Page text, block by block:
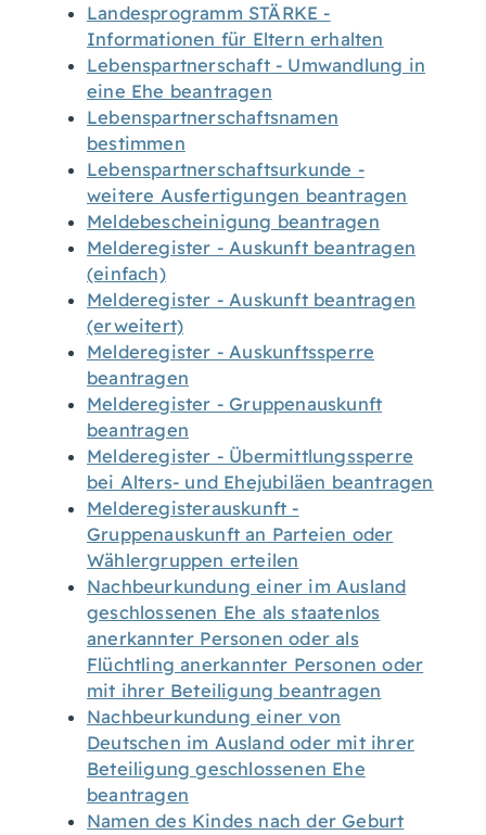
Landesprogramm STÄRKE -
Informationen für Eltern erhalten
Lebenspartnerschaft - Umwandlung in
eine Ehe beantragen
Lebenspartnerschaftsnamen
bestimmen
Lebenspartnerschaftsurkunde -
weitere Ausfertigungen beantragen
Meldebescheinigung beantragen
Melderegister - Auskunft beantragen
(einfach)
Melderegister - Auskunft beantragen
(erweitert)
Melderegister - Auskunftssperre
beantragen
Melderegister - Gruppenauskunft
beantragen
Melderegister - Übermittlungssperre
bei Alters- und Ehejubiläen beantragen
Melderegisterauskunft -
Gruppenauskunft an Parteien oder
Wählergruppen erteilen
Nachbeurkundung einer im Ausland
geschlossenen Ehe als staatenlos
anerkannter Personen oder als
Flüchtling anerkannter Personen oder
mit ihrer Beteiligung beantragen
Nachbeurkundung einer von
Deutschen im Ausland oder mit ihrer
Beteiligung geschlossenen Ehe
beantragen
Namen des Kindes nach der Geburt